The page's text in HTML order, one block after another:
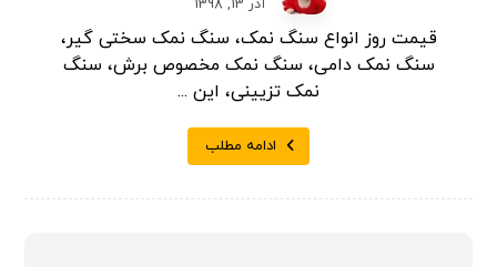
آذر 13, 1398
قیمت روز انواع سنگ نمک، سنگ نمک سختی گیر،
سنگ نمک دامی، سنگ نمک مخصوص برش، سنگ
نمک تزیینی، این ...
ادامه مطلب